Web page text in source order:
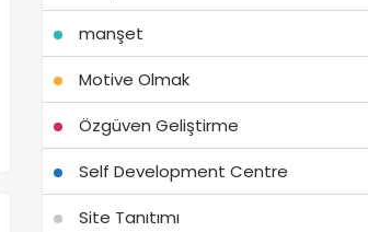
manşet
Motive Olmak
Özgüven Geliştirme
Self Development Centre
Site Tanıtımı